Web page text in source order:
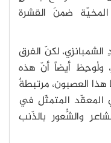
ضمنَ القشرة
لكنّ الفرق
ولُوحِظ أيضاً أنّ هذه
هذا العصبون، مرتبطةٌ
المعقّد المتمثّلِ في
والشُّعور بالذّنب